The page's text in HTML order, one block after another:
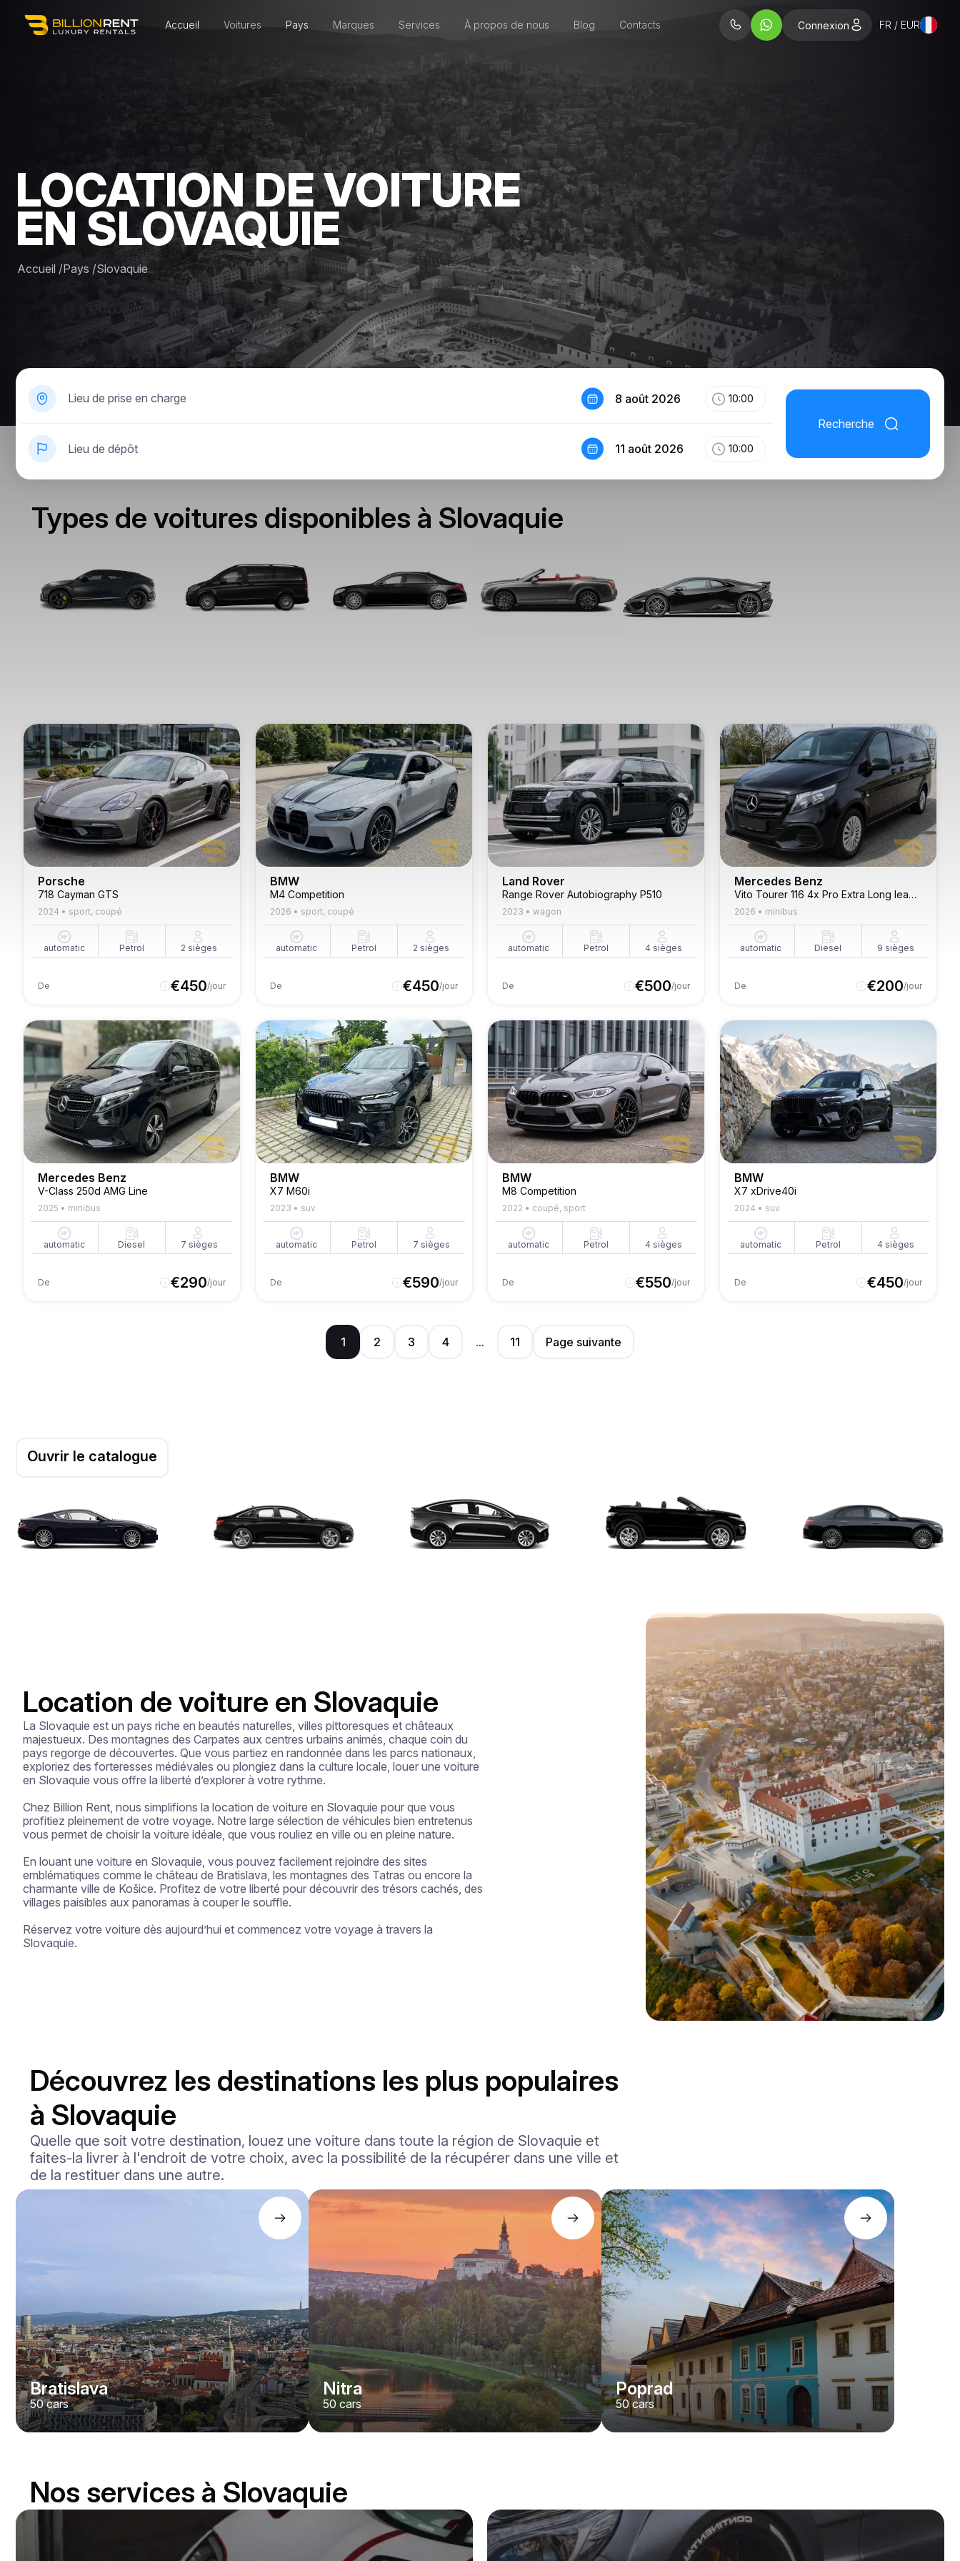
Accueil Voitures Pays Marques Services À propos de nous Blog Contacts Connexion FR / EUR
LOCATION DE VOITURE
EN SLOVAQUIE
Accueil /Pays /Slovaquie
Lieu de prise en charge
Lieu de dépôt
8 août 2026 10:00
11 août 2026 10:00
Recherche
Types de voitures disponibles à Slovaquie
Porsche
718 Cayman GTS
2024 • sport, coupé
automatic Petrol 2 sièges
De €450/jour
BMW
M4 Competition
2026 • sport, coupé
automatic Petrol 2 sièges
De €450/jour
Land Rover
Range Rover Autobiography P510
2023 • wagon
automatic Petrol 4 sièges
De €500/jour
Mercedes Benz
Vito Tourer 116 4x Pro Extra Long leader Seats
2026 • minibus
automatic Diesel 9 sièges
De €200/jour
Mercedes Benz
V-Class 250d AMG Line
2025 • minibus
automatic Diesel 7 sièges
De €290/jour
BMW
X7 M60i
2023 • suv
automatic Petrol 7 sièges
De €590/jour
BMW
M8 Competition
2022 • coupé, sport
automatic Petrol 4 sièges
De €550/jour
BMW
X7 xDrive40i
2024 • suv
automatic Petrol 4 sièges
De €450/jour
Page suivante
1 2 3 4 ... 11
Ouvrir le catalogue
Location de voiture en Slovaquie
La Slovaquie est un pays riche en beautés naturelles, villes pittoresques et châteaux
majestueux. Des montagnes des Carpates aux centres urbains animés, chaque coin du
pays regorge de découvertes. Que vous partiez en randonnée dans les parcs nationaux,
exploriez des forteresses médiévales ou plongiez dans la culture locale, louer une voiture
en Slovaquie vous offre la liberté d’explorer à votre rythme.
Chez Billion Rent, nous simplifions la location de voiture en Slovaquie pour que vous
profitiez pleinement de votre voyage. Notre large sélection de véhicules bien entretenus
vous permet de choisir la voiture idéale, que vous rouliez en ville ou en pleine nature.
En louant une voiture en Slovaquie, vous pouvez facilement rejoindre des sites
emblématiques comme le château de Bratislava, les montagnes des Tatras ou encore la
charmante ville de Košice. Profitez de votre liberté pour découvrir des trésors cachés, des
villages paisibles aux panoramas à couper le souffle.
Réservez votre voiture dès aujourd’hui et commencez votre voyage à travers la
Slovaquie.
Découvrez les destinations les plus populaires
à Slovaquie
Quelle que soit votre destination, louez une voiture dans toute la région de Slovaquie et
faites-la livrer à l'endroit de votre choix, avec la possibilité de la récupérer dans une ville et
de la restituer dans une autre.
Bratislava
50cars
Nitra
50 cars
Poprad
50cars
Nos services à Slovaquie